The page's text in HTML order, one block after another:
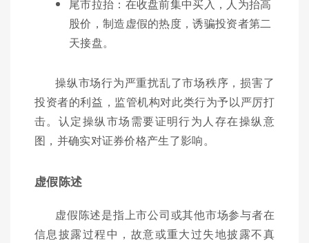
尾市拉抬：在收盘前集中买入，人为抬高
股价，制造虚假的热度，诱骗投资者第二
天接盘。
操纵市场行为严重扰乱了市场秩序，损害了
投资者的利益，监管机构对此类行为予以严厉打
击。认定操纵市场需要证明行为人存在操纵意
图，并确实对证券价格产生了影响。
虚假陈述
虚假陈述是指上市公司或其他市场参与者在
信息披露过程中，故意或重大过失地披露不真